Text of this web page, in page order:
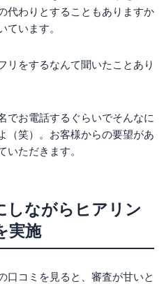
代わりとすることもありますか
ています。
をするなんて聞いたことあり
でお電話するぐらいでそんなに
（笑）。お客様からの要望があ
いただきます。
しながらヒアリン
実施
コミを見ると、審査が甘いと